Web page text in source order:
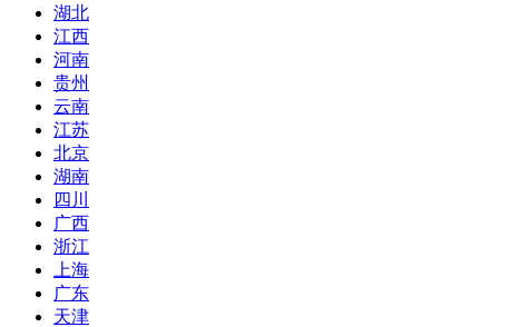
湖北
江西
河南
贵州
云南
江苏
北京
湖南
四川
广西
浙江
上海
广东
天津